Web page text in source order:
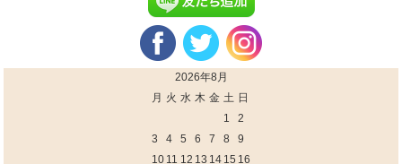
2026年8月
月 火 水 木 金 土 日
1
2
3
4 5 6 7 8
9
10 11 12 13 14 15 16